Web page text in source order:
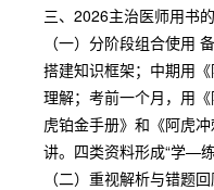
三、2026主治医师用书
（一）分阶段组合使用
搭建知识框架；中期用
理解；考前一个月，用
虎铂金手册》和《阿虎
讲。四类资料形成“学—
（二）重视解析与错题